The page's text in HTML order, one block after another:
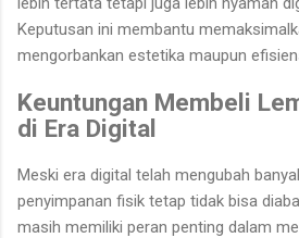
Keputusan ini membantu
mengorbankan estetika maupun
Keuntungan Membeli
di Era Digital
Meski era digital telah mengubah
penyimpanan fisik tetap tidak bisa
masih memiliki peran penting dalam